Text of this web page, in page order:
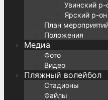
Увинский р-
Ярский р-он
План
Положения
Медиа
Фото
Видео
Пляжный волейбол
Стадионы
Файлы